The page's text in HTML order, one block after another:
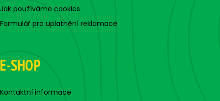
Jak používáme cookies
Formulář pro uplatnění reklamace
E-SHOP
Kontaktní informace